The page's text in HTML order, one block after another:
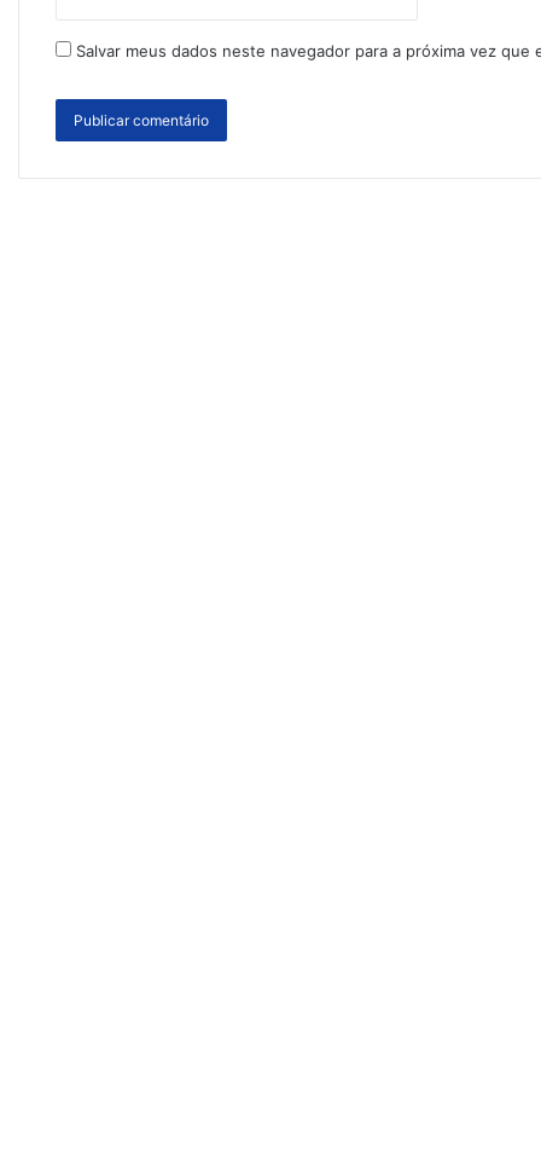
Salvar meus dados neste navegador para a próxima vez que